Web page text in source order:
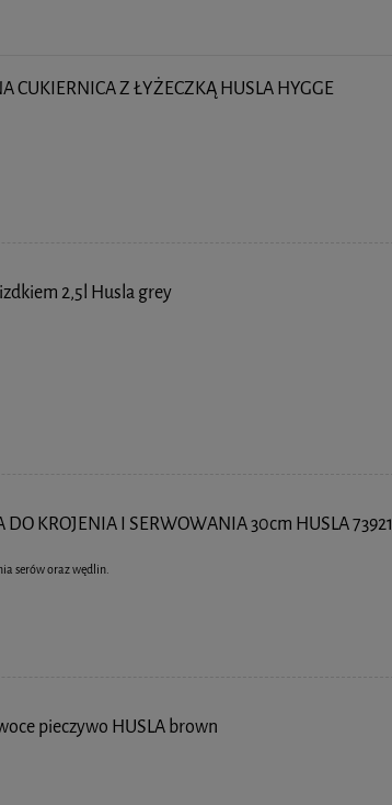
CUKIERNICA Z ŁYŻECZKĄ HUSLA HYGGE
2,5l Husla grey
DO KROJENIA I SERWOWANIA 30cm HUSLA 73921
serów oraz wędlin.
pieczywo HUSLA brown